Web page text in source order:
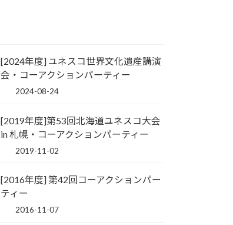
[2024年度] ユネスコ世界文化遺産講演
会・コーアクションパーティー
2024-08-24
[2019年度]第53回北海道ユネスコ大会
in 札幌・コーアクションパーティー
2019-11-02
[2016年度] 第42回コーアクションパー
ティー
2016-11-07